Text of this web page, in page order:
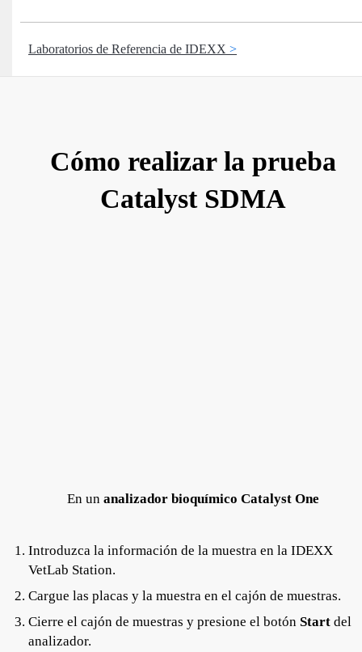
Laboratorios de Referencia de IDEXX
Cómo realizar la prueba
Catalyst SDMA
En un analizador bioquímico Catalyst One
Introduzca la información de la muestra en la IDEXX
VetLab Station.
Cargue las placas y la muestra en el cajón de muestras.
Cierre el cajón de muestras y presione el botón Start del
analizador.